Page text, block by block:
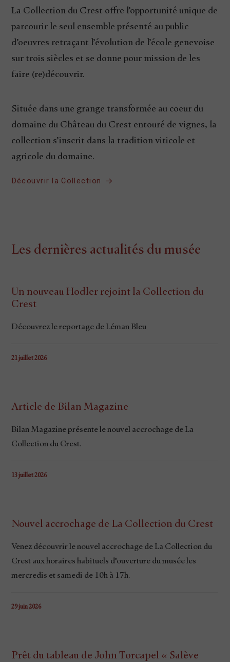
La Collection du Crest offre l’opportunité unique de
parcourir le seul ensemble présenté au public
d’oeuvres retraçant l’évolution de l’école genevoise
sur trois siècles et se donne pour mission de les
faire (re)découvrir.
Située dans une grange transformée au coeur du
domaine du Château du Crest entouré de vignes, la
collection s’inscrit dans la tradition viticole et
agricole du domaine.
Découvrir la Collection
Les dernières actualités du musée
Un nouveau Hodler rejoint la Collection du
Crest
Découvrez le reportage de Léman Bleu
21 juillet 2026
Article de Bilan Magazine
Bilan Magazine présente le nouvel accrochage de La
Collection du Crest.
13 juillet 2026
Nouvel accrochage de La Collection du Crest
Venez découvrir le nouvel accrochage de La Collection du
Crest aux horaires habituels d'ouverture du musée les
mercredis et samedi de 10h à 17h.
29 juin 2026
Prêt du tableau de John Torcapel « Salève